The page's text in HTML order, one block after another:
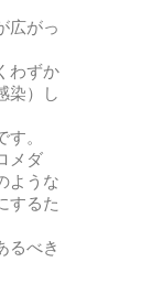
広がっ
わずか
染）し
。
メダ
ような
するた
るべき